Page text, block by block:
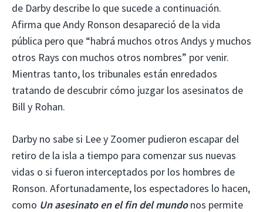
de Darby describe lo que sucede a continuación.
Afirma que Andy Ronson desapareció de la vida
pública pero que “habrá muchos otros Andys y muchos
otros Rays con muchos otros nombres” por venir.
Mientras tanto, los tribunales están enredados
tratando de descubrir cómo juzgar los asesinatos de
Bill y Rohan.
Darby no sabe si Lee y Zoomer pudieron escapar del
retiro de la isla a tiempo para comenzar sus nuevas
vidas o si fueron interceptados por los hombres de
Ronson. Afortunadamente, los espectadores lo hacen,
como Un asesinato en el fin del mundonos permite